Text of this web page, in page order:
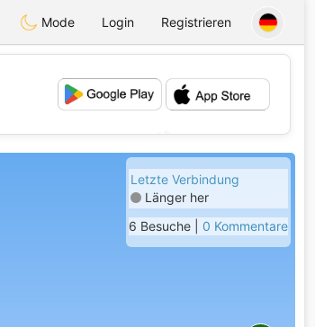
Mode Login Registrieren
💕
Letzte Verbindung
Länger her
6 Besuche | 0 Kommentare